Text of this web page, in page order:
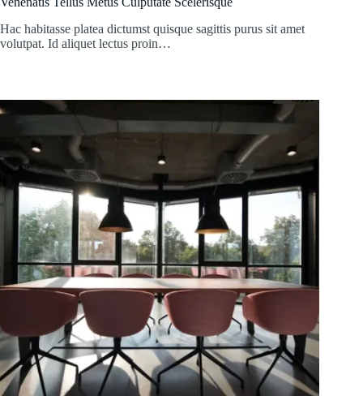
Hac habitasse platea dictumst quisque sagittis purus sit amet
volutpat. Id aliquet lectus proin…